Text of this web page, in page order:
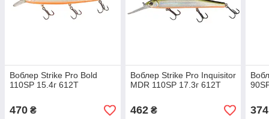
Воблер Strike Pro Bold
110SP 15.4г 612T
470 ₴
Воблер Strike Pro Inquisitor
MDR 110SP 17.3г 612T
462₴ 374